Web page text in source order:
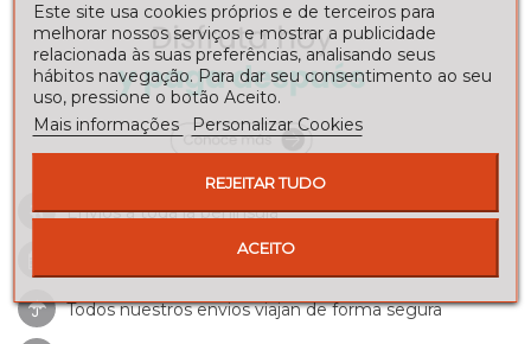
Envíos a toda la península
plazos de entrega
Todos nuestros envios viajan de forma segura
Este site usa cookies próprios e de terceiros para
melhorar nossos serviços e mostrar a publicidade
relacionada às suas preferências, analisando seus
hábitos navegação. Para dar seu consentimento ao seu
uso, pressione o botão Aceito.
Mais informações
Personalizar Cookies
REJEITAR TUDO
ACEITO